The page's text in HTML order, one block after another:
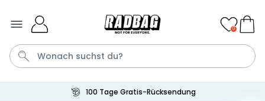
0
100 Tage Gratis-Rücksendung